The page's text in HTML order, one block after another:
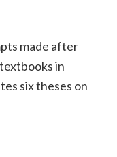
made after
in
six theses on